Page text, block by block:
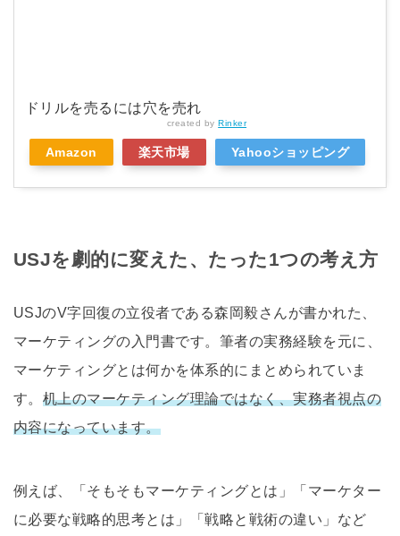
ドリルを売るには穴を売れ
created byRinker
Amazon 楽天市場 Yahooショッピング
USJを劇的に変えた、たった1つの考え方
USJのV字回復の立役者である森岡毅さんが書かれた、
マーケティングの入門書です。筆者の実務経験を元に、
マーケティングとは何かを体系的にまとめられていま
す。 机上のマーケティング理論ではなく、実務者視点の
内容になっています。
例えば、「そもそもマーケティングとは」「マーケター
に必要な戦略的思考とは」「戦略と戦術の違い」など